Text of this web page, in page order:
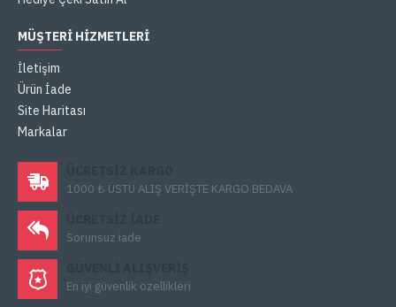
MÜŞTERI HIZMETLERI
İletişim
Ürün İade
Site Haritası
Markalar
1000 ₺ ÜSTÜ ALIŞ VERİŞTE KARGO BEDAVA
Sorunsuz iade
En iyi güvenlik özellikleri